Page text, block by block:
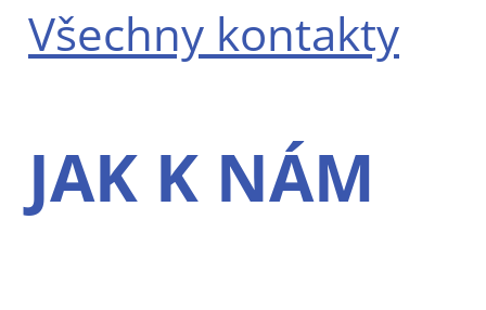
Všechny kontakty
JAK K NÁM